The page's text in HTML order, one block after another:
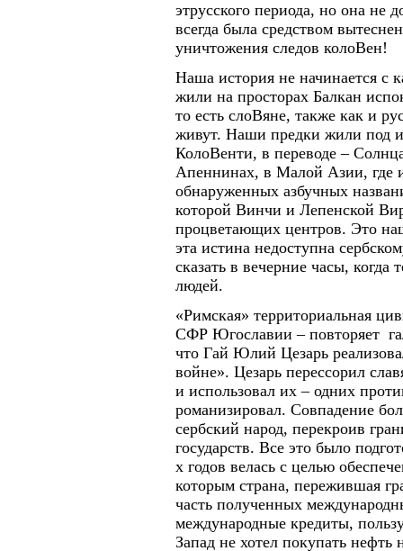
этрусского периода, но она
всегда была средством
уничтожения следов колоВен!
Наша история не начинается с
жили на просторах Балкан
то есть слоВяне, также как и
живут. Наши предки жили под
КолоВенти, в переводе –
Апеннинах, в Малой Азии, где
обнаруженных азбучных
которой Винчи и Лепенской
процветающих центров. Это
эта истина недоступна
сказать в вечерние часы, когда
людей.
«Римская» территориальная
СФР Югославии – повторяет
что Гай Юлий Цезарь
войне». Цезарь перессорил
и использовал их – одних
романизировал. Совпадение
сербский народ, перекроив
государств. Все это было
х годов велась с целью
которым страна, пережившая
часть полученных
международные кредиты,
Запад не хотел покупать